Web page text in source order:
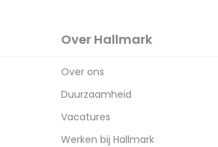
Over Hallmark
Over ons
Duurzaamheid
Vacatures
Werken bij Hallmark